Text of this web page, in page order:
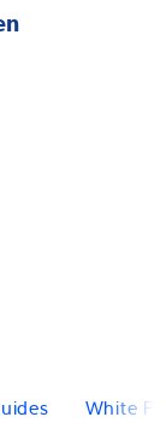
White